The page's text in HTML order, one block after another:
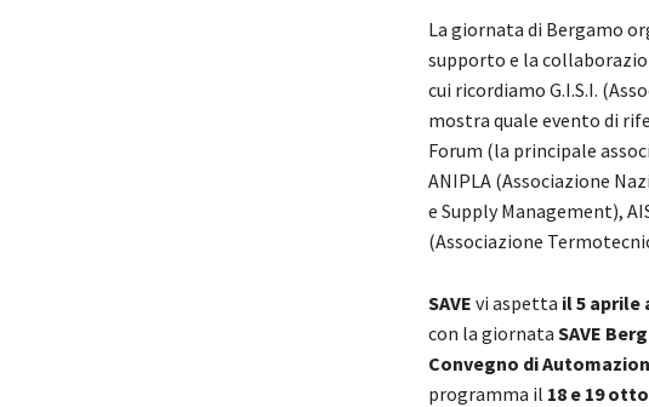
La giornata di Bergamo
supporto e la
cui ricordiamo G.I.S.I.
mostra quale evento di
Forum (la principale
ANIPLA (Associazione
e Supply Management),
(Associazione
SAVE vi aspetta il 5 aprile
con la giornata SAVE
Convegno di
programma il 18 e 19